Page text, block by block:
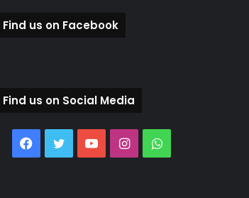
Find us on Facebook
Find us on Social Media
Facebook
TwitterYouTubeInstagramWhatsApp